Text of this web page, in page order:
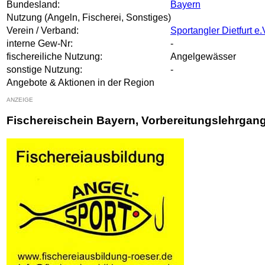
Bundesland:
Bayern
Nutzung (Angeln, Fischerei, Sonstiges)
Verein / Verband:
Sportangler Dietfurt
interne Gew-Nr:
-
fischereiliche Nutzung:
Angelgewässer
sonstige Nutzung:
-
Angebote & Aktionen in der Region
ANZEIGE
Fischereischein Bayern,